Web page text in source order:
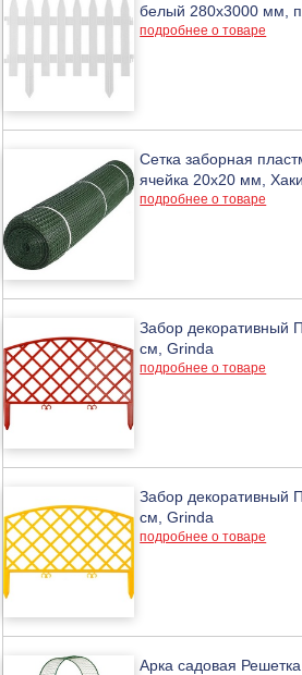
белый 280x3000 мм,
подробнее о товаре
Сетка заборная
ячейка 20х20 мм, Хаки
подробнее о товаре
Забор декоративный
см, Grinda
подробнее о товаре
Забор декоративный
см, Grinda
подробнее о товаре
Арка садовая